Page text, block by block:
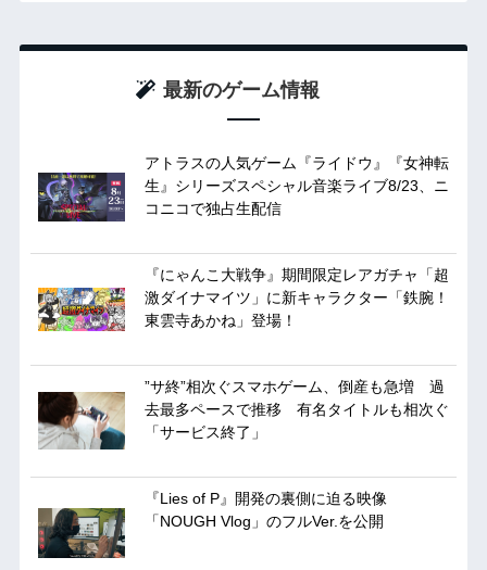
最新のゲーム情報
アトラスの人気ゲーム『ライドウ』『女神転
生』シリーズスペシャル音楽ライブ8/23、ニ
コニコで独占生配信
『にゃんこ大戦争』期間限定レアガチャ「超
激ダイナマイツ」に新キャラクター「鉄腕！
東雲寺あかね」登場！
”サ終”相次ぐスマホゲーム、倒産も急増 過
去最多ペースで推移 有名タイトルも相次ぐ
「サービス終了」
『Lies of P』開発の裏側に迫る映像
「NOUGH Vlog」のフルVer.を公開